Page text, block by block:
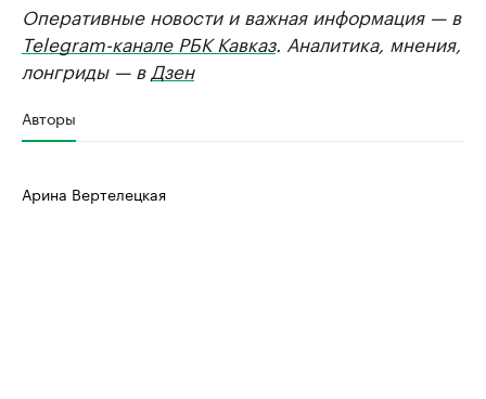
Оперативные новости и важная информация — в
Telegram-канале РБК Кавказ. Аналитика, мнения,
лонгриды — в Дзен
Авторы
Арина Вертелецкая